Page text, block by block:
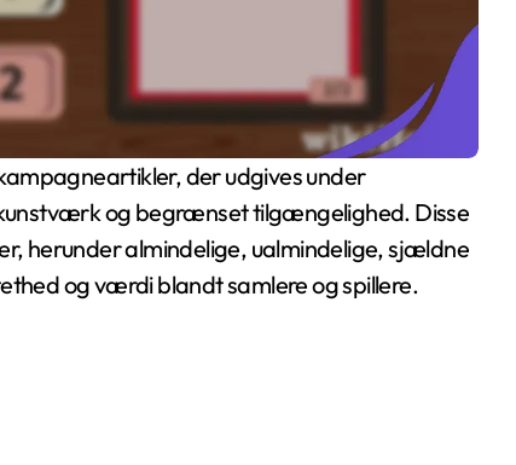
og begrænset tilgængelighed. Disse
herunder almindelige, ualmindelige, sjældne
og værdi blandt samlere og spillere.